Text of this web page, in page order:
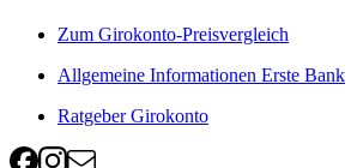
Zum Girokonto-Preisvergleich
Allgemeine Informationen Erste Bank
Ratgeber Girokonto